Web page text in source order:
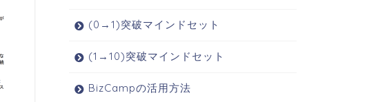
(0→1)突破マインドセット
(1→10)突破マインドセット
BizCampの活用方法